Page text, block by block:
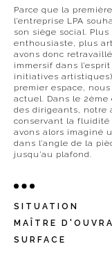
Parce que la
l’entreprise LPA
son siège social.
enthousiaste, plus
avons donc
immersif dans
initiatives
premier espace,
actuel. Dans le
des dirigeants, notre
conservant la fluidité
avons alors imaginé
dans l’angle de la
jusqu’au plafond.
SITUATION
MAÎTRE
SURFACE